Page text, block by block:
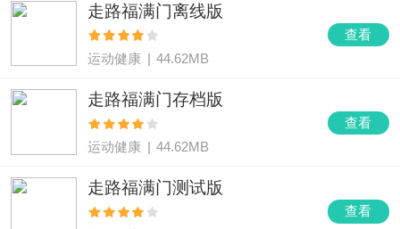
查看
走路福满门离线版
运动健康 | 44.62MB
查看
走路福满门存档版
运动健康 | 44.62MB
查看
走路福满门测试版